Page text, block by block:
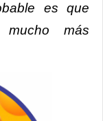
es que
más